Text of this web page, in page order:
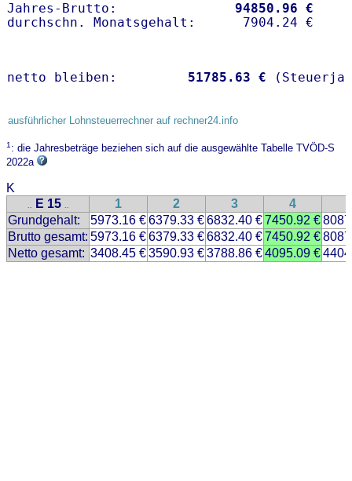
Jahres-Brutto: 94850.96 €
netto bleiben: 51785.63 €
ausführlicher Lohnsteuerrechner auf rechner24.info
1: die Jahresbeträge beziehen sich auf die ausgewählte Tabelle TVÖD-S
2022a
K
.. E 15 .. 1 2 3 4
Grundgehalt:
5973.16 €6379.33 €6832.40 €7450.92 €
Brutto gesamt: 5973.16 €6379.33 €6832.40 €7450.92 €
Netto gesamt: 3408.45 €3590.93 €3788.86 €4095.09 €